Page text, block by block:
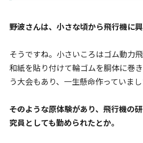
――野波さんは、小さな頃から飛行機に
そうですね。小さいころはゴム動力
和紙を貼り付けて輪ゴムを胴体に巻
う大会もあり、一生懸命作っていま
――そのような原体験があり、飛行機
究員としても勤められたとか。